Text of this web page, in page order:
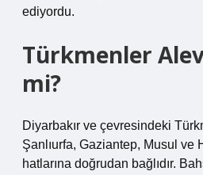
ediyordu.
Türkmenler
mi?
Diyarbakır ve çevresindeki
Şanlıurfa, Gaziantep, Musul ve
hatlarına doğrudan bağlıdır.